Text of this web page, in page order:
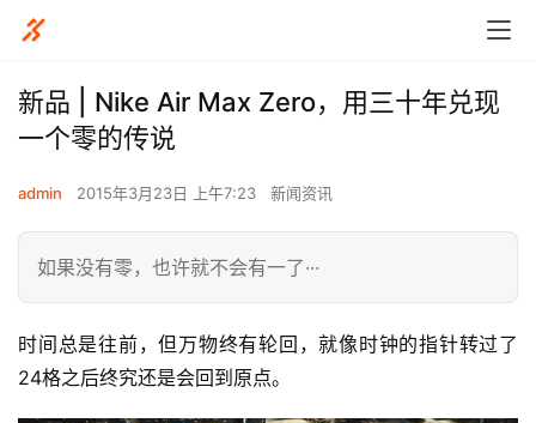
​新品 | Nike Air Max Zero，用三十年兑现
一个零的传说
admin 2015年3月23日 上午7:23 新闻资讯
如果没有零，也许就不会有一了···
时间总是往前，但万物终有轮回，就像时钟的指针转过了
24格之后终究还是会回到原点。